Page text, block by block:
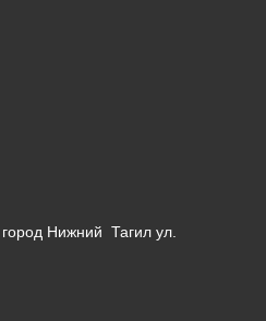
Нижний Тагил ул.